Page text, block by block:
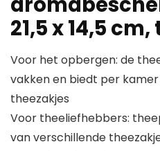
21,5 x 14,5
Voor het opbergen: de
vakken en biedt per kamer
theezakjes
Voor theeliefhebbers:
van verschillende